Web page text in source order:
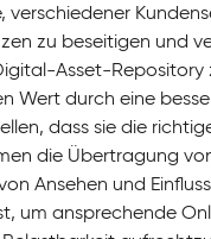
verschiedener
zu beseitigen und
Asset-Repository
Wert durch eine
dass sie die
die Übertragung
Ansehen und
um ansprechende